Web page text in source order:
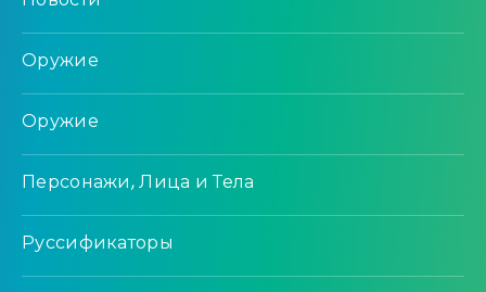
Оружие
Оружие
Персонажи, Лица и Тела
Руссификаторы